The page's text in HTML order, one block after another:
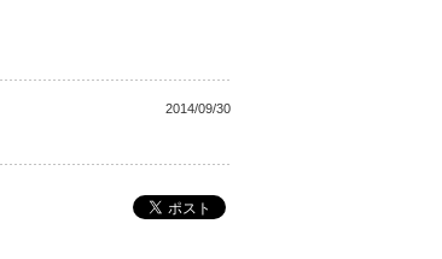
2014/09/30